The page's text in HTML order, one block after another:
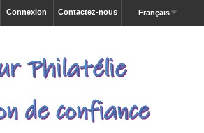
Français
Contactez-nous
Connexion